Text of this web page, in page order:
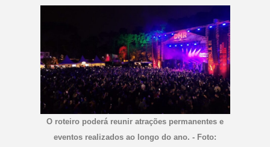
O roteiro poderá reunir atrações permanentes e
eventos realizados ao longo do ano. - Foto: